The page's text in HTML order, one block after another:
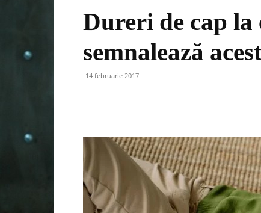
Dureri de cap la
semnalează
14 februarie 2017